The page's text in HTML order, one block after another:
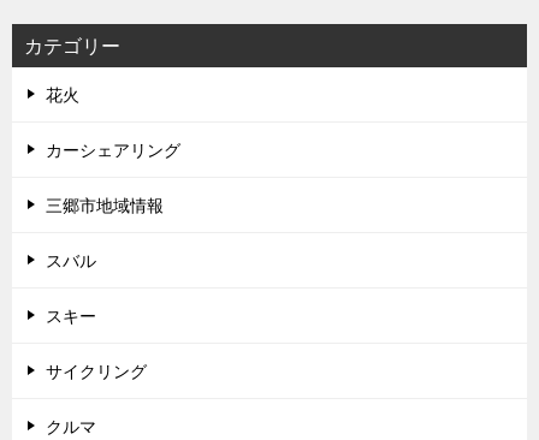
カテゴリー
花火
カーシェアリング
三郷市地域情報
スバル
スキー
サイクリング
クルマ